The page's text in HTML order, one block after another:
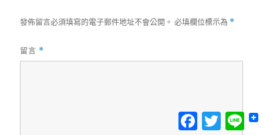
發佈留言必須填寫的電子郵件地址不會公開。 必填欄位標示為 *
留言 *
Facebook
Twitter